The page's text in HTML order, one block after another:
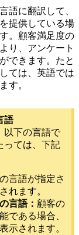
語に翻訳して、
提供している場
。顧客満足度の
り、アンケート
できます。たと
ては、英語では
す。
語
以下の言語で
っては、下記
言語が指定さ
れます。
言語： 顧客の
である場合、
示されます。